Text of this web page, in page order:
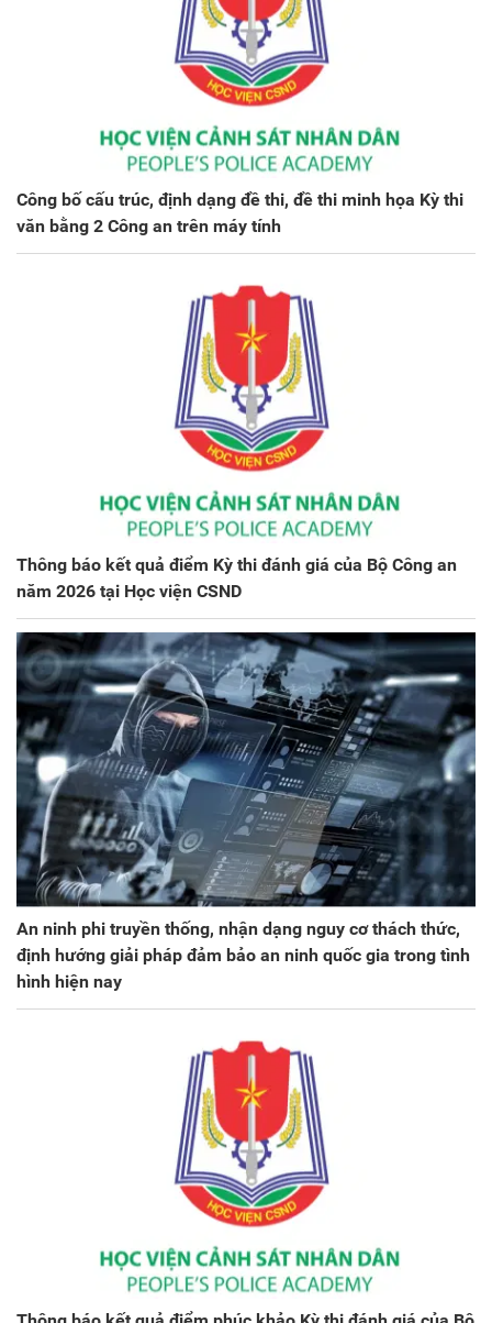
Công bố cấu trúc, định dạng đề thi, đề thi minh họa Kỳ thi
văn bằng 2 Công an trên máy tính
Thông báo kết quả điểm Kỳ thi đánh giá của Bộ Công an
năm 2026 tại Học viện CSND
An ninh phi truyền thống, nhận dạng nguy cơ thách thức,
định hướng giải pháp đảm bảo an ninh quốc gia trong tình
hình hiện nay